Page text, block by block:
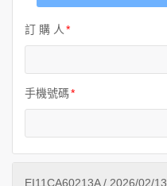
訂 購 人
手機號碼
EI11CA60213A / 2026/02/13